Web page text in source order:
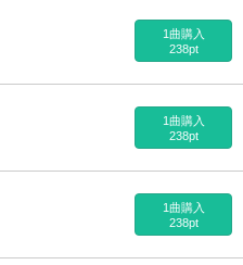
1曲購入
238pt
1曲購入
238pt
1曲購入
238pt